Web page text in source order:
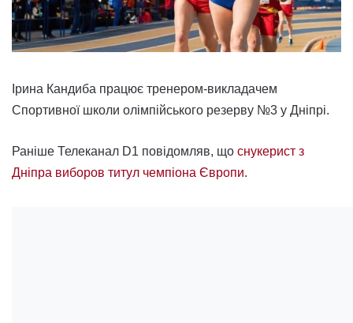
Ірина Кандиба працює тренером-викладачем
Спортивної школи олімпійського резерву №3 у Дніпрі.
Раніше Телеканал D1 повідомляв, що снукерист з
Дніпра виборов титул чемпіона Європи.